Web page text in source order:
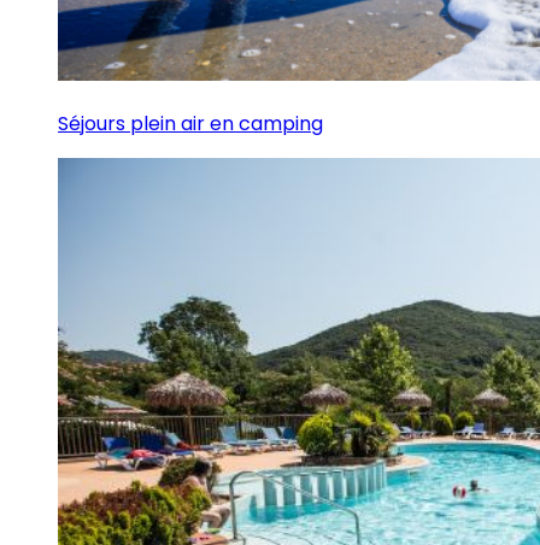
Séjours plein air en camping